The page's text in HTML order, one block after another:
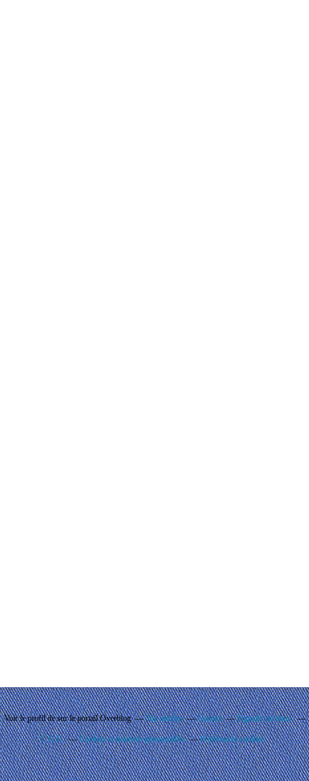
Voir le profil desur le portail Overblog Top articles Contact Signaler un abus
C.G.U. Cookies et données personnelles Préférences cookies